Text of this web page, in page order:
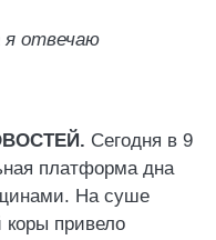
я отвечаю
Сегодня в 9
платформа дна
На суше
коры привело